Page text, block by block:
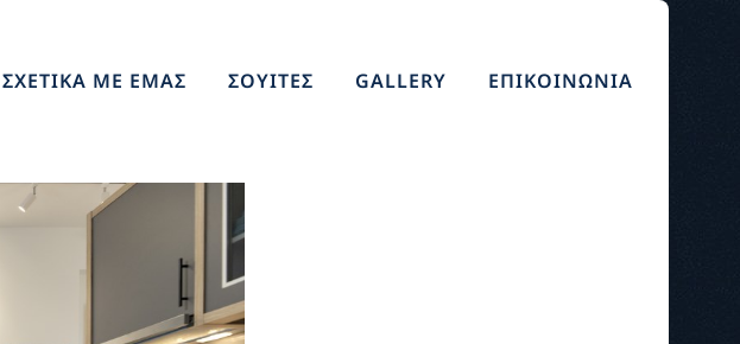
ΣΧΕΤΙΚΑ ΜΕ ΕΜΑΣ ΣΟΥΙΤΕΣ GALLERY ΕΠΙΚΟΙΝΩΝΙΑ